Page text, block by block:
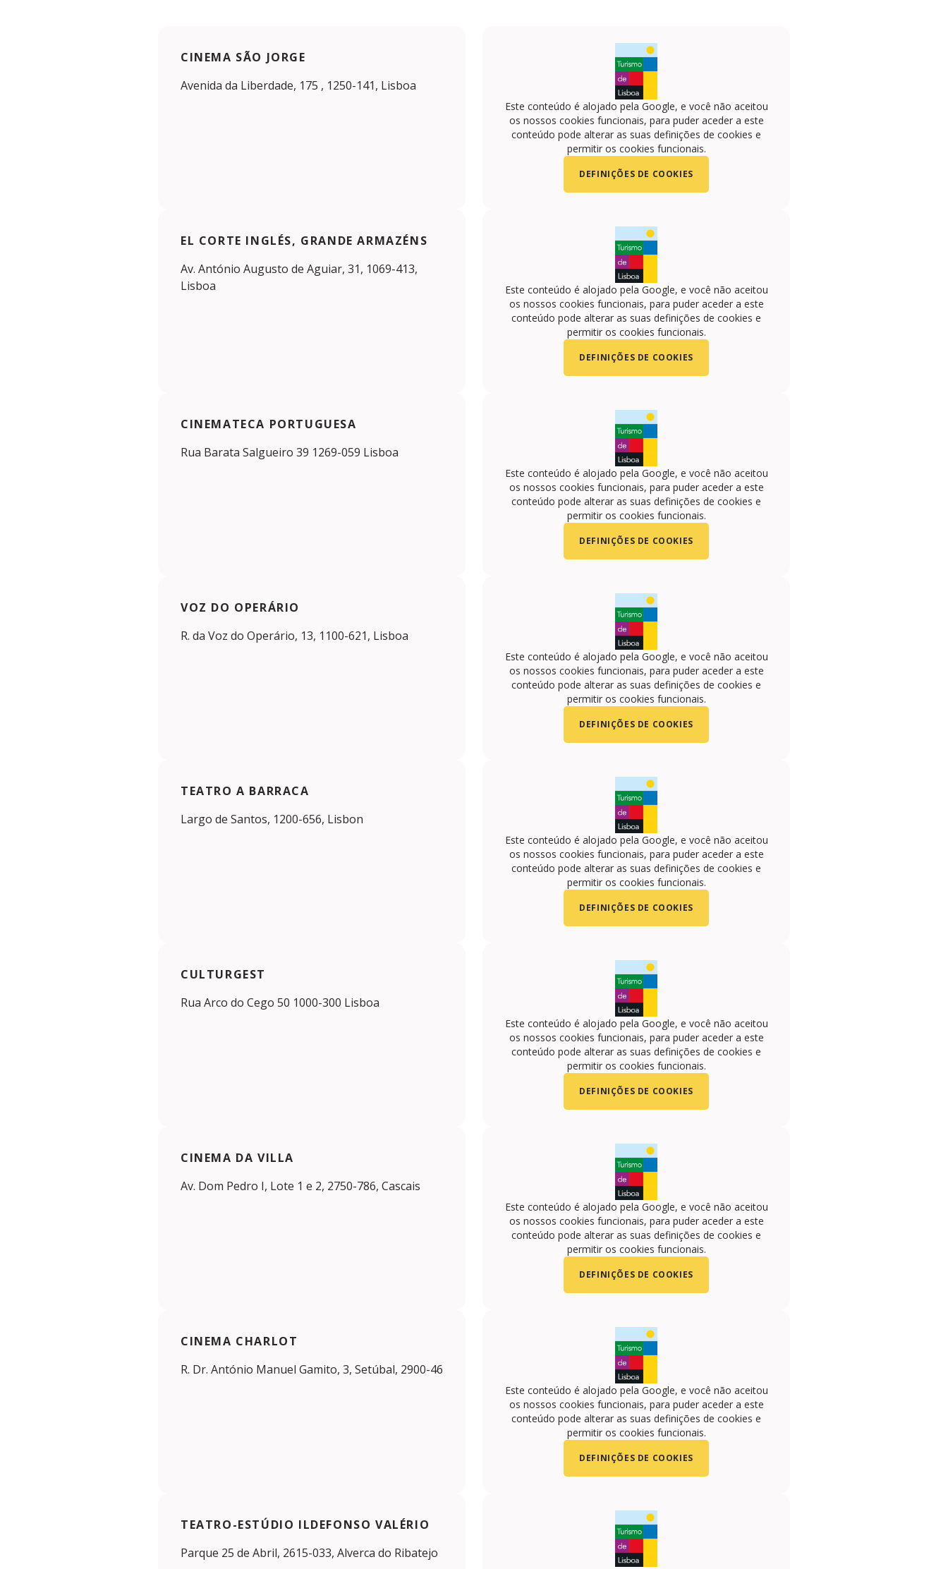
CINEMA SÃO JORGE
Avenida da Liberdade, 175 , 1250-141, Lisboa
Este conteúdo é alojado pela Google, e você não aceitou
os nossos cookies funcionais, para puder aceder a este
conteúdo pode alterar as suas definições de cookies e
permitir os cookies funcionais.
DEFINIÇÕES DE COOKIES
EL CORTE INGLÉS, GRANDE ARMAZÉNS
Av. António Augusto de Aguiar, 31, 1069-413,
Lisboa
Este conteúdo é alojado pela Google, e você não aceitou
os nossos cookies funcionais, para puder aceder a este
conteúdo pode alterar as suas definições de cookies e
permitir os cookies funcionais.
DEFINIÇÕES DE COOKIES
CINEMATECA PORTUGUESA
Rua Barata Salgueiro 39 1269-059 Lisboa
Este conteúdo é alojado pela Google, e você não aceitou
os nossos cookies funcionais, para puder aceder a este
conteúdo pode alterar as suas definições de cookies e
permitir os cookies funcionais.
DEFINIÇÕES DE COOKIES
VOZ DO OPERÁRIO
R. da Voz do Operário, 13, 1100-621, Lisboa
Este conteúdo é alojado pela Google, e você não aceitou
os nossos cookies funcionais, para puder aceder a este
conteúdo pode alterar as suas definições de cookies e
permitir os cookies funcionais.
DEFINIÇÕES DE COOKIES
TEATRO A BARRACA
Largo de Santos, 1200-656, Lisbon
Este conteúdo é alojado pela Google, e você não aceitou
os nossos cookies funcionais, para puder aceder a este
conteúdo pode alterar as suas definições de cookies e
permitir os cookies funcionais.
DEFINIÇÕES DE COOKIES
CULTURGEST
Rua Arco do Cego 50 1000-300 Lisboa
Este conteúdo é alojado pela Google, e você não aceitou
os nossos cookies funcionais, para puder aceder a este
conteúdo pode alterar as suas definições de cookies e
permitir os cookies funcionais.
DEFINIÇÕES DE COOKIES
CINEMA DA VILLA
Av. Dom Pedro I, Lote 1 e 2, 2750-786, Cascais
Este conteúdo é alojado pela Google, e você não aceitou
os nossos cookies funcionais, para puder aceder a este
conteúdo pode alterar as suas definições de cookies e
permitir os cookies funcionais.
DEFINIÇÕES DE COOKIES
CINEMA CHARLOT
R. Dr. António Manuel Gamito, 3, Setúbal, 2900-46
Este conteúdo é alojado pela Google, e você não aceitou
os nossos cookies funcionais, para puder aceder a este
conteúdo pode alterar as suas definições de cookies e
permitir os cookies funcionais.
DEFINIÇÕES DE COOKIES
TEATRO-ESTÚDIO ILDEFONSO VALÉRIO
Parque 25 de Abril, 2615-033, Alverca do Ribatejo